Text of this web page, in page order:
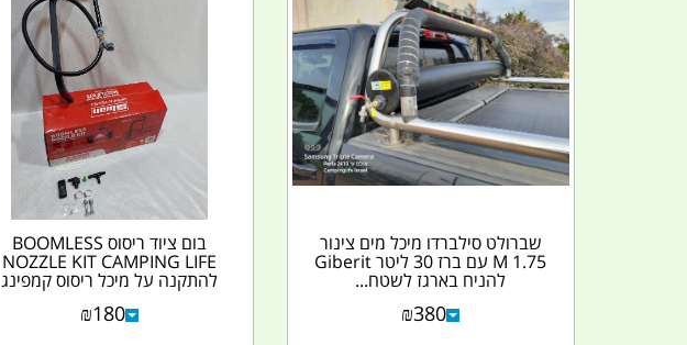
שברולט סילברדו מיכל מים צינור
1.75 M עם ברז 30 ליטר Giberit
להניח בארגז לשטח...
₪380
בום ציוד ריסוס BOOMLESS
NOZZLE KIT CAMPING LIFE
להתקנה על מיכל ריסוס קמפינג
₪180